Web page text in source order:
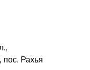
пос. Рахья